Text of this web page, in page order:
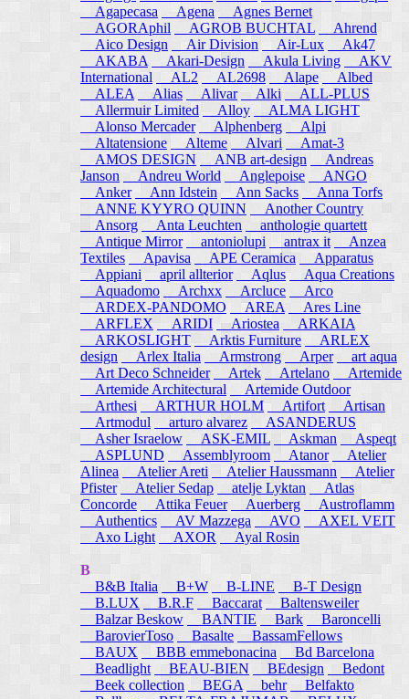
Agapecasa
Agena
Agnes Bernet
AGORAphil
AGROB BUCHTAL
Ahrend
Aico Design
Air Division Air-Lux
Ak47
AKABA
Akari-Design Akula Living
AKV
International
AL2 AL2698 Alape
Albed
ALEA
Alias Alivar Alki
ALL-PLUS
Allermuir Limited
Alloy
ALMA LIGHT
Alonso Mercader
Alphenberg
Alpi
Altatensione
Alteme Alvari
Amat-3
AMOS DESIGN
ANB art-design
Andreas
Janson
Andreu World Anglepoise
ANGO
Anker
Ann Idstein Ann Sacks
Anna Torfs
ANNE KYYRO QUINN
Another Country
Ansorg
Anta Leuchten
anthologie quartett
Antique Mirror
antoniolupi antrax it
Anzea
Textiles
Apavisa APE Ceramica
Apparatus
Appiani
april allterior Aqlus Aqua Creations
Aquadomo
Archxx Arcluce
Arco
ARDEX-PANDOMO
AREA
Ares Line
ARFLEX
ARIDI Ariostea
ARKAIA
ARKOSLIGHT
Arktis Furniture
ARLEX
design
Arlex Italia Armstrong Arper
art aqua
Art Deco Schneider
Artek Artelano
Artemide
Artemide Architectural
Artemide Outdoor
Arthesi
ARTHUR HOLM Artifort
Artisan
Artmodul
arturo alvarez
ASANDERUS
Asher Israelow
ASK-EMIL Askman
Aspeqt
ASPLUND
Assemblyroom Atanor
Atelier
Alinea
Atelier Areti Atelier Haussmann
Atelier
Pfister
Atelier Sedap atelje Lyktan
Atlas
Concorde
Attika Feuer Auerberg
Austroflamm
Authentics
AV Mazzega AVO
AXEL VEIT
Axo Light
AXOR Ayal Rosin
B
B&B Italia
B+W B-LINE
B-T Design
B.LUX
B.R.F Baccarat
Baltensweiler
Balzar Beskow
BANTIE Bark
Baroncelli
BarovierToso
Basalte
BassamFellows
BAUX
BBB emmebonacina
Bd Barcelona
Beadlight
BEAU-BIEN BEdesign
Bedont
Beek collection
BEGA behr
Belfakto